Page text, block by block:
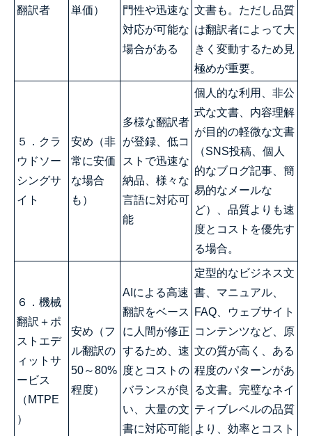
翻訳者 単価）
門性や迅速な
対応が可能な
場合がある
文書も。ただし品質
は翻訳者によって大
きく変動するため見
極めが重要。
５．クラ
ウドソー
シングサ
イト
安め（非
常に安価
な場合
も）
多様な翻訳者
が登録、低コ
ストで迅速な
納品、様々な
言語に対応可
能
個人的な利用、非公
式な文書、内容理解
が目的の軽微な文書
（SNS投稿、個人
的なブログ記事、簡
易的なメールな
ど）、品質よりも速
度とコストを優先す
る場合。
６．機械
翻訳＋ポ
ストエデ
ィットサ
ービス
（MTPE
）
安め（フ
ル翻訳の
50～80%
程度）
AIによる高速
翻訳をベース
に人間が修正
するため、速
度とコストの
バランスが良
い、大量の文
書に対応可能
定型的なビジネス文
書、マニュアル、
FAQ、ウェブサイト
コンテンツなど、原
文の質が高く、ある
程度のパターンがあ
る文書。完璧なネイ
ティブレベルの品質
より、効率とコスト